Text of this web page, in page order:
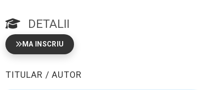
DETALII
MA INSCRIU
TITULAR / AUTOR